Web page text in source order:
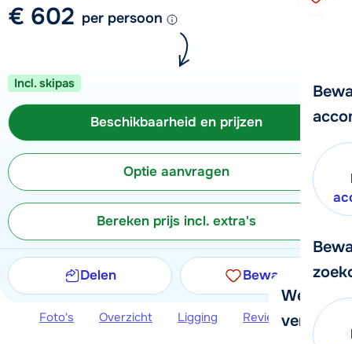
We
verder!
€ 602 per persoon
Incl. skipas
Beschikbaarheid en prijzen
Optie aanvragen
Bereken prijs incl. extra's
Delen Bewaren
Foto's Overzicht Ligging Reviews